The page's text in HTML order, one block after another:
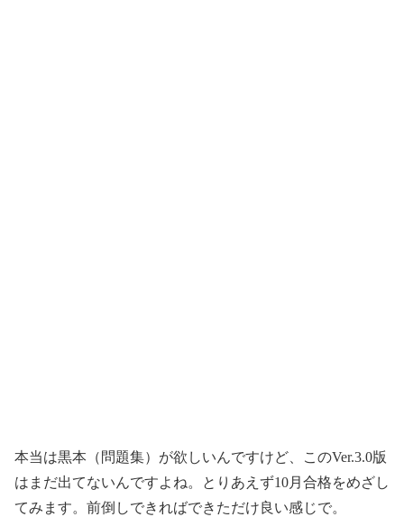
本当は黒本（問題集）が欲しいんですけど、このVer.3.0版
はまだ出てないんですよね。とりあえず10月合格をめざし
てみます。前倒しできればできただけ良い感じで。